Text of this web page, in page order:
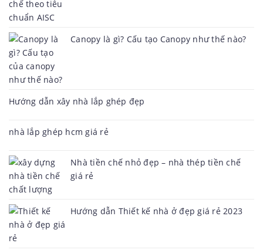
Canopy là gì? Cấu tạo Canopy như thế nào?
Hướng dẫn xây nhà lắp ghép đẹp
nhà lắp ghép hcm giá rẻ
Nhà tiền chế nhỏ đẹp – nhà thép tiền chế
giá rẻ
Hướng dẫn Thiết kế nhà ở đẹp giá rẻ 2023